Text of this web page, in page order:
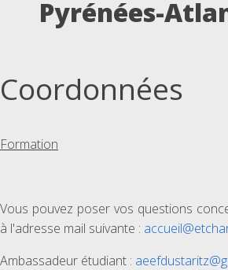
Pyrénées-
Coordonnées
Formation
Vous pouvez poser vos questions
à l'adresse mail suivante :
Ambassadeur étudiant :